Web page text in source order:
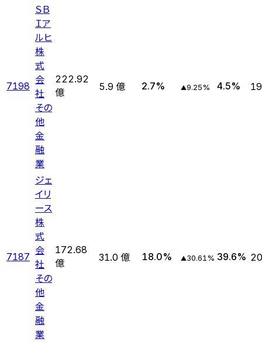
7198
ＳＢ
Ｉア
ルヒ
株
式
会
社
その
他
金
融
業
222.92
億
5.9 億 2.7% ▲9.25% 4.5%
7187
ジェ
イリ
ース
株
式
会
社
その
他
金
融
業
172.68
億
31.0 億 18.0% ▲30.61 % 39.6%